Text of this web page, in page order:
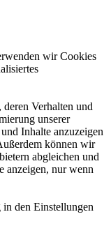
wir Cookies
Verhalten und
unserer
Inhalte anzuzeigen
können wir
abgleichen und
anzeigen, nur wenn
den Einstellungen